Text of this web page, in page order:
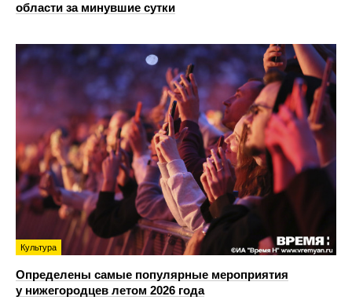
области за минувшие сутки
Культура
Определены самые популярные мероприятия
у нижегородцев летом 2026 года